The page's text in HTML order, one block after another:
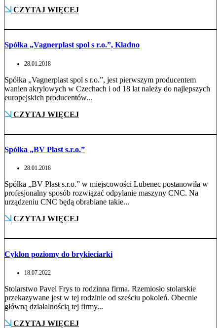
CZYTAJ WIĘCEJ
Spółka „Vagnerplast spol s r.o.”, Kladno
28.01.2018
Spółka „Vagnerplast spol s r.o.”, jest pierwszym producentem
wanien akrylowych w Czechach i od 18 lat należy do najlepszych
europejskich producentów...
CZYTAJ WIĘCEJ
Spółka „BV Plast s.r.o.”
28.01.2018
Spółka „BV Plast s.r.o.” w miejscowości Lubenec postanowiła w
profesjonalny sposób rozwiązać odpylanie maszyny CNC. Na
urządzeniu CNC będą obrabiane takie...
CZYTAJ WIĘCEJ
Cyklon poziomy do brykieciarki
18.07.2022
Stolarstwo Pavel Frys to rodzinna firma. Rzemiosło stolarskie
przekazywane jest w tej rodzinie od sześciu pokoleń. Obecnie
główną działalnością tej firmy...
CZYTAJ WIĘCEJ